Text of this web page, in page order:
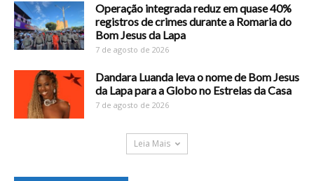
Operação integrada reduz em quase 40%
registros de crimes durante a Romaria do
Bom Jesus da Lapa
7 de agosto de 2026
Dandara Luanda leva o nome de Bom Jesus
da Lapa para a Globo no Estrelas da Casa
7 de agosto de 2026
Leia Mais